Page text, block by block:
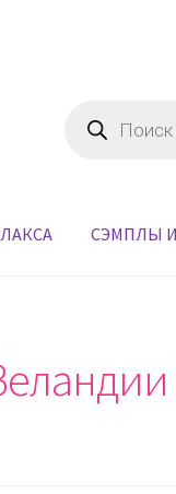
товаров
СЭМПЛЫ